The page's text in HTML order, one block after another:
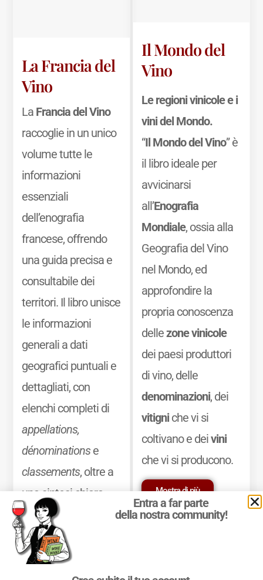
La Francia del
Vino
La Francia del Vino
raccoglie in un unico
volume tutte le
informazioni
essenziali
dell’enografia
francese, offrendo
una guida precisa e
consultabile dei
territori. Il libro unisce
le informazioni
generali a dati
geografici puntuali e
dettagliati, con
elenchi completi di
appellations,
dénominationse
classements, oltre a
una sintesi chiara
delle principali
caratteristiche
organolettiche dei
Il Mondo del
Vino
Le regioni vinicole e i
vini del Mondo.
“Il Mondo del Vino” è
il libro ideale per
avvicinarsi
all’Enografia
Mondiale, ossia alla
Geografia del Vino
nel Mondo, ed
approfondire la
propria conoscenza
dellezone vinicole
dei paesi produttori
di vino, delle
denominazioni, dei
vitigniche vi si
coltivano e deivini
che vi si producono.
Mostra di più
Entra a far parte
della nostra community!